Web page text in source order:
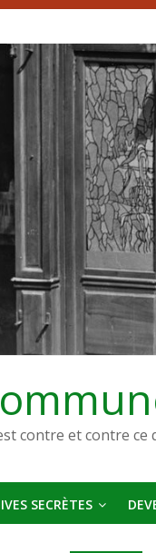
contre et contre ce
SECRÈTES